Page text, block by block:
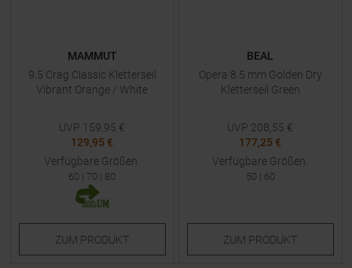
MAMMUT
9.5 Crag Classic Kletterseil
Vibrant Orange / White
UVP 159,95 €
129,95 €
Verfügbare Größen:
60 | 70 | 80
ZUM PRODUKT
BEAL
Opera 8.5 mm Golden Dry
Kletterseil Green
UVP 208,55 €
177,25 €
Verfügbare Größen:
50 | 60
ZUM PRODUKT